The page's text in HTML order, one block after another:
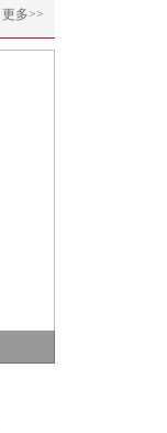
更多>>